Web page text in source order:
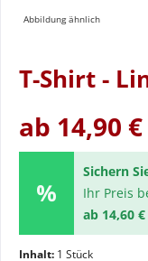
Abbildung ähnlich
T-Shirt -
ab 14,90
Sichern
Ihr Preis
ab 14,60
Inhalt: 1 Stück